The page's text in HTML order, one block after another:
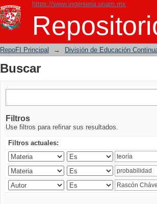
https://www.ingenieria.unam.mx
Buscar
RepoFI Principal → División de Educación
Buscar
Filtros
Use filtros para refinar sus resultados.
Filtros actuales: